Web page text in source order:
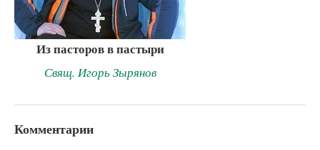
Из пасторов в пастыри
Свящ. Игорь Зырянов
Комментарии